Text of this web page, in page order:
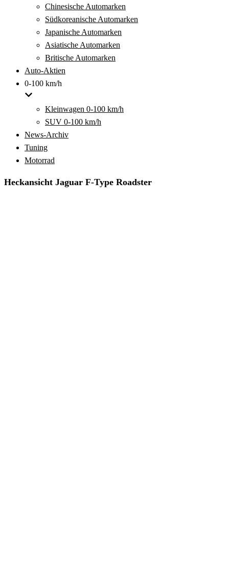
Chinesische Automarken
Südkoreanische Automarken
Japanische Automarken
Asiatische Automarken
Britische Automarken
Auto-Aktien
0-100 km/h
Kleinwagen 0-100 km/h
SUV 0-100 km/h
News-Archiv
Tuning
Motorrad
Heckansicht Jaguar F-Type Roadster